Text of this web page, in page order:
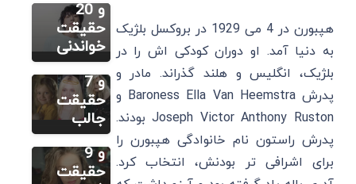
هپبورن در 4 می 1929 در بروکسل بلژیک
به دنیا آمد. او دوران کودکی ‌اش را در
بلژیک، انگلیس و هلند گذراند. مادر و
پدرش Baroness Ella Van Heemstra و
Joseph Victor Anthony Ruston بودند.
پدرش راستون نام خانوادگی هپبورن را
برای اشرافی ‌تر بودنش، انتخاب کرد.
و 20
حقیقت
خواندنی
زندگینامه،
بهترین
فیلم و
سریال ها
و 7
حقیقت
جالب
سایر
بورجو
بیریجیک:
زندگینامه،
بهترین
فیلم و
سریال ها
و 9
حقیقت
سایر
اوزگه
گورل:
زندگینامه،